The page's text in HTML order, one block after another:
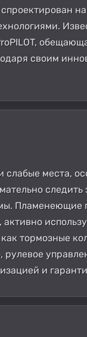
своим
слабые места,
Пламенеющие
тормозные
и